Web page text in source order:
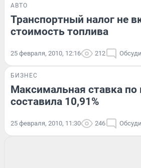
АВТО
Транспортный налог не
стоимость топлива
25 февраля, 2010, 12:16 212
БИЗНЕС
Максимальная ставка по
составила 10,91%
25 февраля, 2010, 11:30 246